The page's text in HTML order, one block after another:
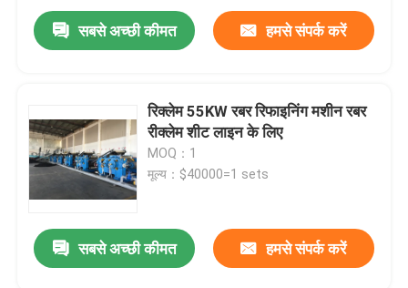
सबसे अच्छी कीमत हमसे संपर्क करें
रिक्लेम 55KW रबर रिफाइनिंग मशीन रबर
रीक्लेम शीट लाइन के लिए
MOQ：1
मूल्य：$40000=1 sets
सबसे अच्छी कीमत हमसे संपर्क करें